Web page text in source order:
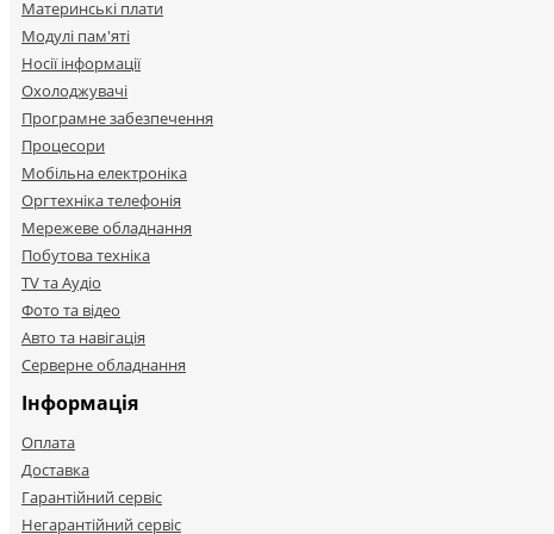
Материнські плати
Модулі пам'яті
Носії інформації
Охолоджувачі
Програмне забезпечення
Процесори
Мобільна електроніка
Оргтехніка телефонія
Мережеве обладнання
Побутова техніка
TV та Аудіо
Фото та відео
Авто та навігація
Серверне обладнання
Інформація
Оплата
Доставка
Гарантійний сервіс
Негарантійний сервіс